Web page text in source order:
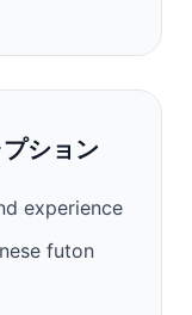
ション
experience
futon